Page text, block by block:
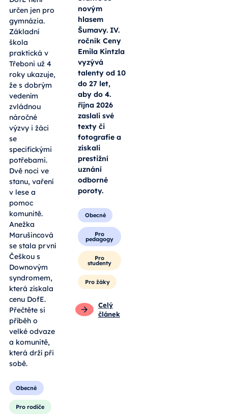
určen jen pro
gymnázia.
Základní
škola
praktická v
Třeboni už 4
roky ukazuje,
že s dobrým
vedením
zvládnou
náročné
výzvy i žáci
se
specifickými
potřebami.
Dvě noci ve
stanu, vaření
v lese a
pomoc
komunitě.
Anežka
Marušincová
se stala první
Češkou s
Downovým
syndromem,
která získala
cenu DofE.
Přečtěte si
příběh o
velké odvaze
a komunitě,
která drží při
sobě.
Obecné
Pro rodiče
novým
hlasem
Šumavy. IV.
ročník Ceny
Emila Kintzla
vyzývá
talenty od 10
do 27 let,
aby do 4.
října 2026
zaslali své
texty či
fotografie a
získali
prestižní
uznání
odborné
poroty.
Obecné
Pro
pedagogy
Pro
studenty
Pro žáky
Celý
článek